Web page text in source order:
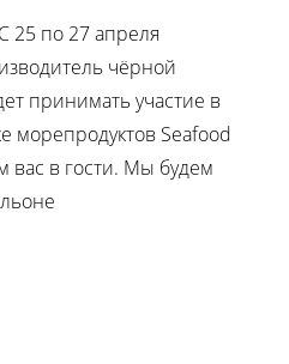
25 по 27 апреля
чёрной
принимать участие в
морепродуктов Seafood
вас в гости. Мы будем